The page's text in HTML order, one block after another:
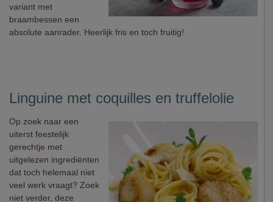
variant met
braambessen een
absolute aanrader. Heerlijk fris en toch fruitig!
Linguine met coquilles en truffelolie
Op zoek naar een
uiterst feestelijk
gerechtje met
uitgelezen ingrediënten
dat toch helemaal niet
veel werk vraagt? Zoek
niet verder, deze